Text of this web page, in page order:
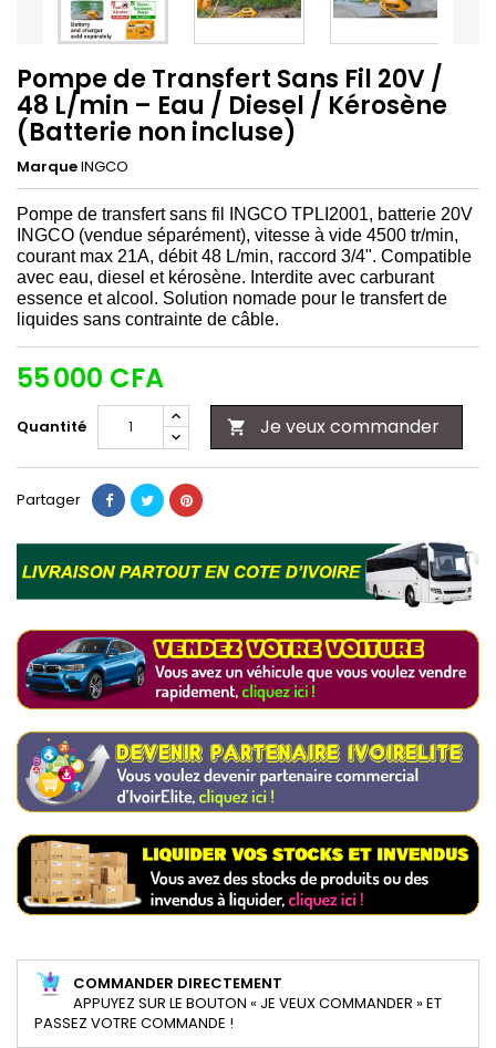
Pompe de Transfert Sans Fil 20V /
48 L/min – Eau / Diesel / Kérosène
(Batterie non incluse)
MarqueINGCO
Pompe de transfert sans fil INGCO TPLI2001, batterie 20V
INGCO (vendue séparément), vitesse à vide 4500 tr/min,
courant max 21A, débit 48 L/min, raccord 3/4". Compatible
avec eau, diesel et kérosène. Interdite avec carburant
essence et alcool. Solution nomade pour le transfert de
liquides sans contrainte de câble.
55 000 CFA
Quantité  Je veux commander
Partager
COMMANDER DIRECTEMENT
APPUYEZ SUR LE BOUTON « JE VEUX COMMANDER » ET
PASSEZ VOTRE COMMANDE !